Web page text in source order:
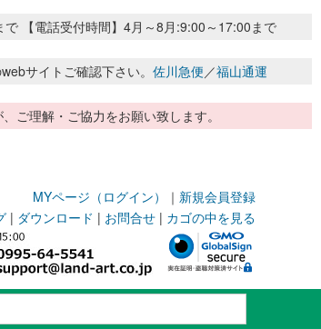
【電話受付時間】4月～8月:9:00～17:00まで
サイトご確認下さい。 佐川急便／福山通運
ご理解・ご協力をお願い致します。
MYページ（ログイン） ｜ 新規会員登録
| ダウンロード | お問合せ | カゴの中を見る